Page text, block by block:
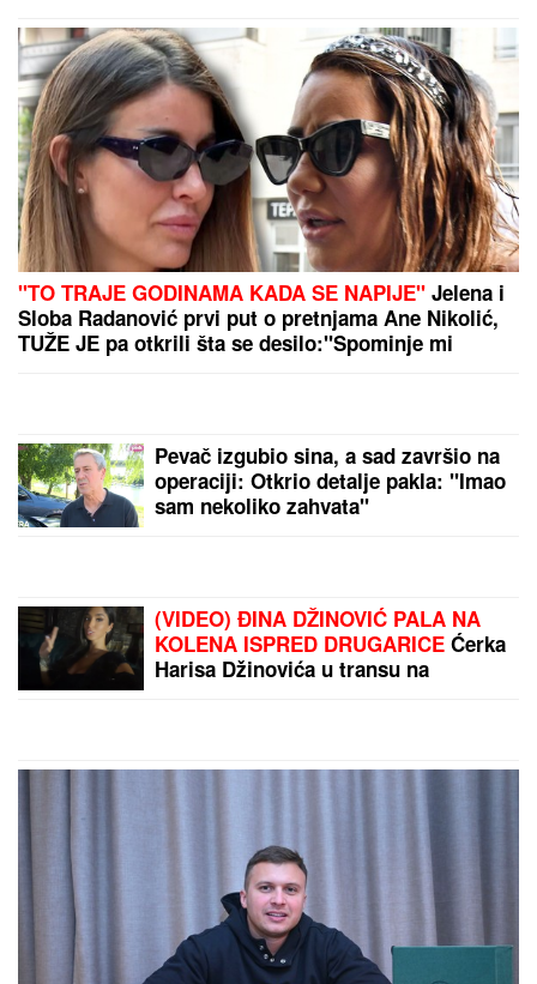
"TO TRAJE GODINAMA KADA SE NAPIJE" Jelena i
Sloba Radanović prvi put o pretnjama Ane Nikolić,
TUŽE JE pa otkrili šta se desilo:"Spominje mi
Pevač izgubio sina, a sad završio na
operaciji: Otkrio detalje pakla: "Imao
sam nekoliko zahvata"
(VIDEO) ĐINA DŽINOVIĆ PALA NA
KOLENA ISPRED DRUGARICE Ćerka
Harisa Džinovića u transu na